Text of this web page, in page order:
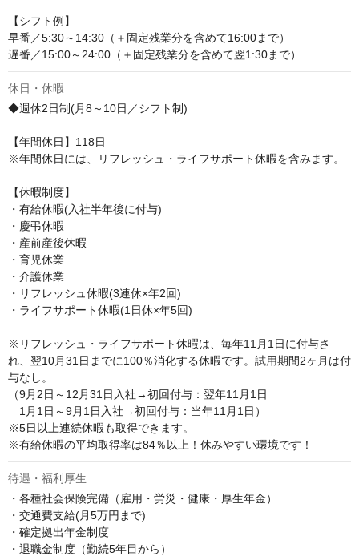
【シフト例】
早番／5:30～14:30（＋固定残業分を含めて16:00まで）
遅番／15:00～24:00（＋固定残業分を含めて翌1:30まで）
休日・休暇
◆週休2日制(月8～10日／シフト制)
【年間休日】118日
※年間休日には、リフレッシュ・ライフサポート休暇を含みます。
【休暇制度】
・有給休暇(入社半年後に付与)
・慶弔休暇
・産前産後休暇
・育児休業
・介護休業
・リフレッシュ休暇(3連休×年2回)
・ライフサポート休暇(1日休×年5回)
※リフレッシュ・ライフサポート休暇は、毎年11月1日に付与さ
れ、翌10月31日までに100％消化する休暇です。試用期間2ヶ月は付
与なし。
（9月2日～12月31日入社→初回付与：翌年11月1日
1月1日～9月1日入社→初回付与：当年11月1日）
※5日以上連続休暇も取得できます。
※有給休暇の平均取得率は84％以上！休みやすい環境です！
待遇・福利厚生
・各種社会保険完備（雇用・労災・健康・厚生年金）
・交通費支給(月5万円まで)
・確定拠出年金制度
・退職金制度（勤続5年目から）